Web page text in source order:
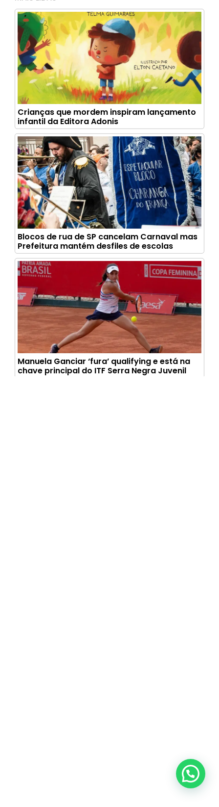
Crianças que mordem inspiram lançamento
infantil da Editora Adonis
Blocos de rua de SP cancelam Carnaval mas
Prefeitura mantém desfiles de escolas
Manuela Ganciar ‘fura’ qualifying e está na
chave principal do ITF Serra Negra Juvenil